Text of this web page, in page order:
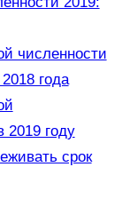
численности
года
2019 году
срок